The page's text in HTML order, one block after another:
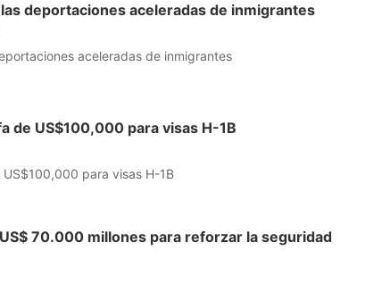
deportaciones aceleradas de inmigrantes
aceleradas de inmigrantes
de US$100,000 para visas H-1B
para visas H-1B
70.000 millones para reforzar la seguridad